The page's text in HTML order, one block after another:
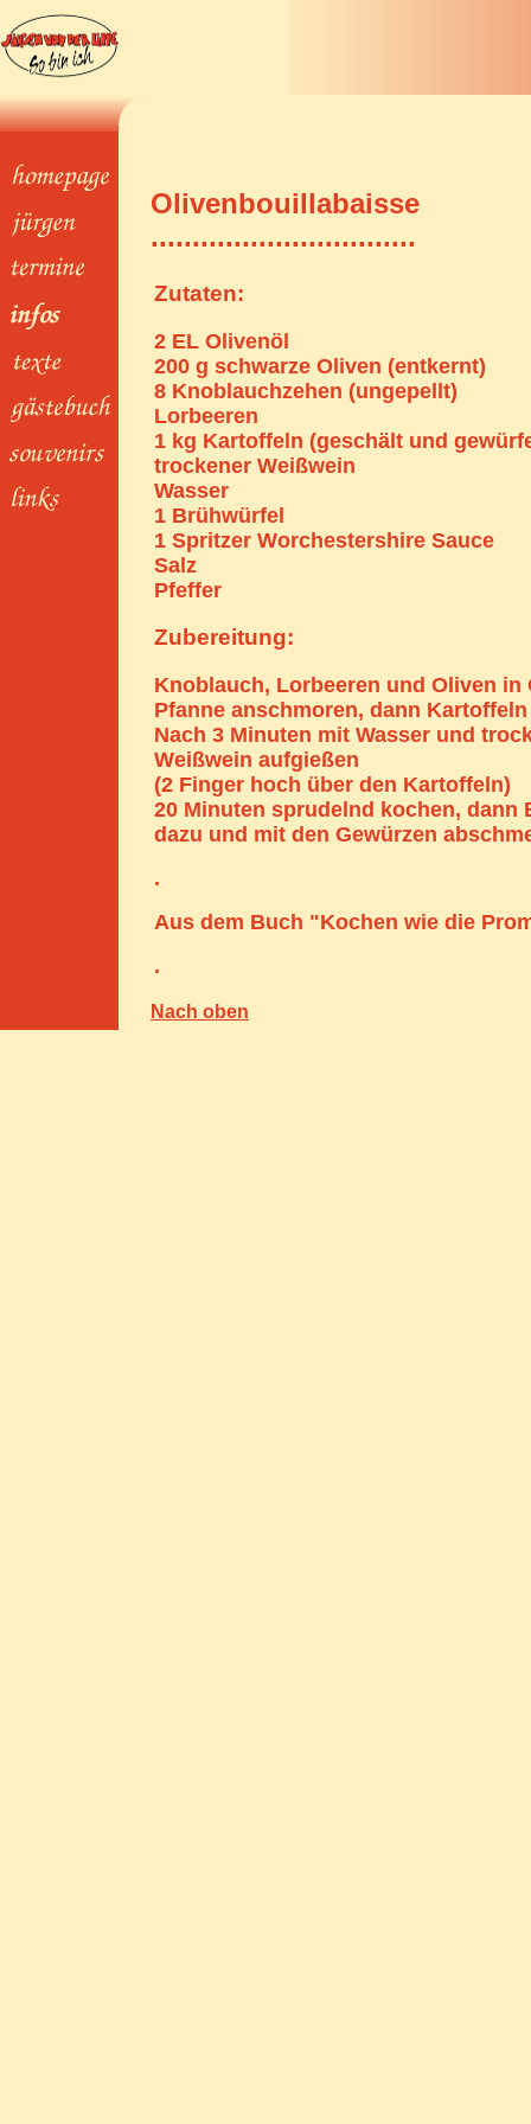
Olivenbouillabaisse
................................
Zutaten:
2 EL Olivenöl
200 g schwarze Oliven (entkernt)
8 Knoblauchzehen (ungepellt)
Lorbeeren
1 kg Kartoffeln (geschält und
trockener Weißwein
Wasser
1 Brühwürfel
1 Spritzer Worchestershire Sauce
Salz
Pfeffer
Zubereitung:
Knoblauch, Lorbeeren und Oliven in
Pfanne anschmoren, dann
Nach 3 Minuten mit Wasser und
Weißwein aufgießen
(2 Finger hoch über den Kartoffeln)
20 Minuten sprudelnd kochen, dann
dazu und mit den Gewürzen
.
Aus dem Buch "Kochen wie die
.
Nach oben